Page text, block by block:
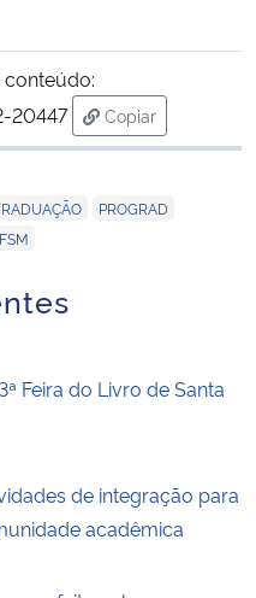
20447
Copiar
para área de
PROGRAD
Feira do Livro de Santa
de integração para
acadêmica